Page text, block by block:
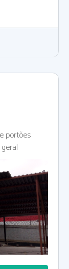
portões